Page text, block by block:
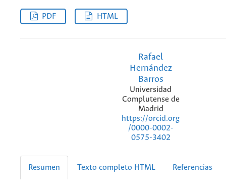
PDF HTML
Rafael
Hernández
Barros
Universidad
Complutense de
Madrid
https://orcid.org
/0000-0002-
0575-3402
Resumen Texto completo HTML Referencias